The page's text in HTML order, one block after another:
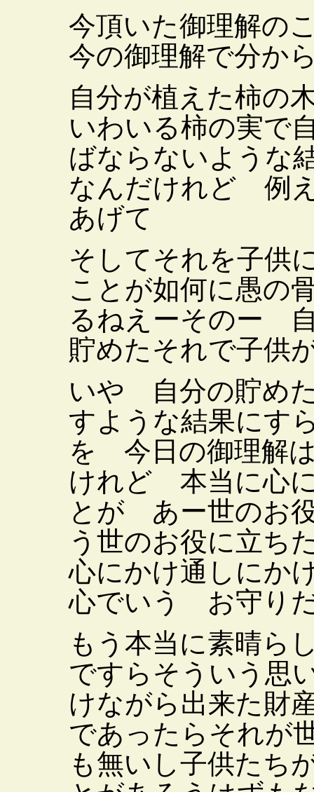
今頂いた御理解の
今の御理解で分か
自分が植えた柿
いわいる柿の実で
ばならないような
なんだけれど 例
あげて
そしてそれを子供
ことが如何に愚の
るねえーそのー
貯めたそれで子供
いや 自分の貯め
すような結果にす
を 今日の御理解
けれど 本当に心
とが あー世のお
う世のお役に立
心にかけ通しにか
心でいう お守り
もう本当に素晴
ですらそういう思
けながら出来た財
であったらそれが
も無いし子供たち